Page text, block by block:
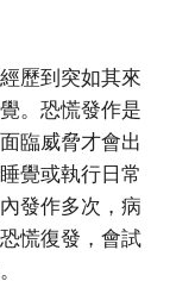
歷到突如其來
。恐慌發作是
臨威脅才會出
覺或執行日常
發作多次，病
慌復發，會試